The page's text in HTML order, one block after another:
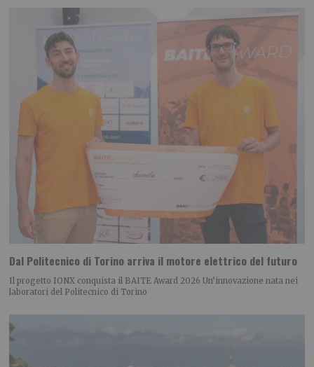
Dal Politecnico di Torino arriva il motore elettrico del futuro
Il progetto IONX conquista il BAITE Award 2026 Un’innovazione nata nei
laboratori del Politecnico di Torino